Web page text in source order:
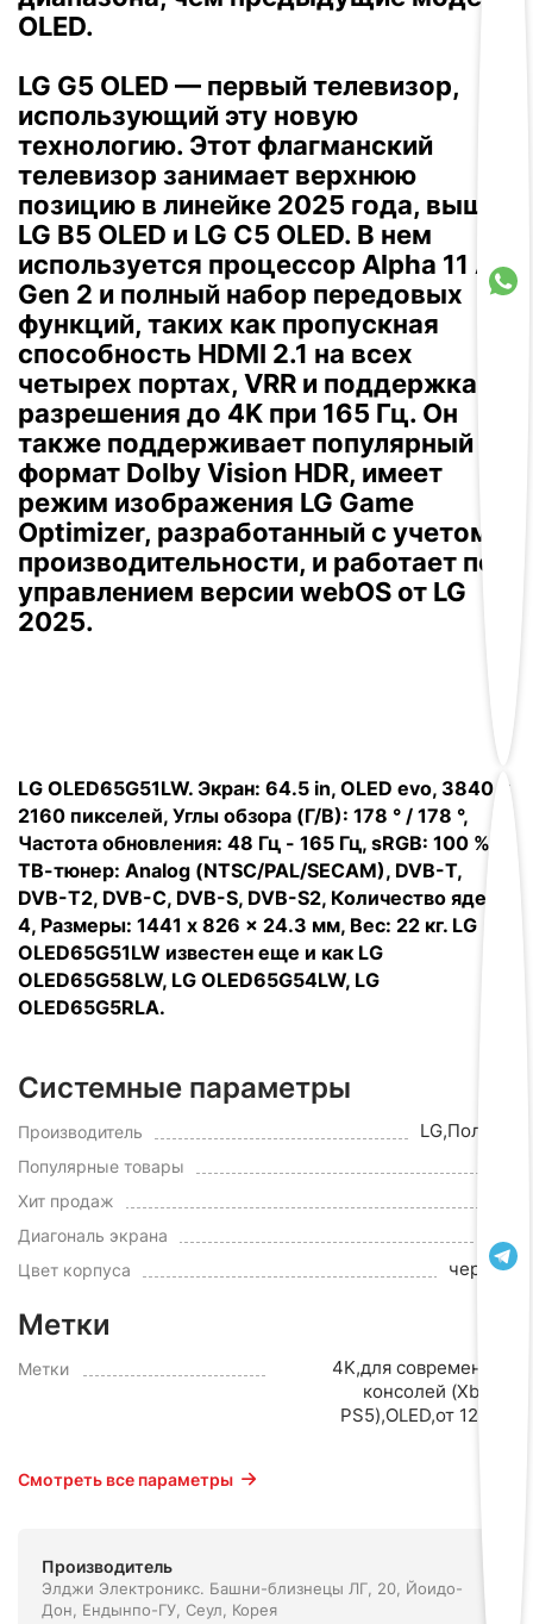
OLED.
LG G5 OLED — первый телевизор,
использующий эту новую
технологию. Этот флагманский
телевизор занимает верхнюю
позицию в линейке 2025 года, выше
LG B5 OLED и LG C5 OLED. В нем
используется процессор Alpha 11 AI
Gen 2 и полный набор передовых
функций, таких как пропускная
способность HDMI 2.1 на всех
четырех портах, VRR и поддержка
разрешения до 4K при 165 Гц. Он
также поддерживает популярный
формат Dolby Vision HDR, имеет
режим изображения LG Game
Optimizer, разработанный с учетом
производительности, и работает под
управлением версии webOS от LG
2025.
LG OLED65G51LW. Экран: 64.5 in, OLED evo, 3840 x
2160 пикселей, Углы обзора (Г/В): 178 ° / 178 °,
Частота обновления: 48 Гц - 165 Гц, sRGB: 100 %,
ТВ-тюнер: Analog (NTSC/PAL/SECAM), DVB-T,
DVB-T2, DVB-C, DVB-S, DVB-S2, Количество ядер:
4, Размеры: 1441 x 826 x 24.3 мм, Вес: 22 кг. LG
OLED65G51LW известен еще и как LG
OLED65G58LW, LG OLED65G54LW, LG
OLED65G5RLA.
Системные параметры
Производитель LG,Польша
Популярные товары
Хит продаж
Диагональ экрана
Цвет корпуса черный
Метки
Метки
4K,для современных
консолей (Xbox и
PS5),OLED,от 120 Гц
Смотреть все параметры
Производитель
Элджи Электроникс. Башни-близнецы ЛГ, 20, Йоидо-
Дон, Ендынпо-ГУ, Сеул, Корея